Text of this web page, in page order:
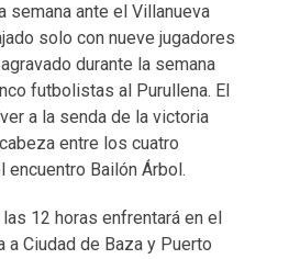
semana ante el Villanueva
solo con nueve jugadores
durante la semana
futbolistas al Purullena. El
a la senda de la victoria
entre los cuatro
encuentro Bailón Árbol.
12 horas enfrentará en el
a Ciudad de Baza y Puerto